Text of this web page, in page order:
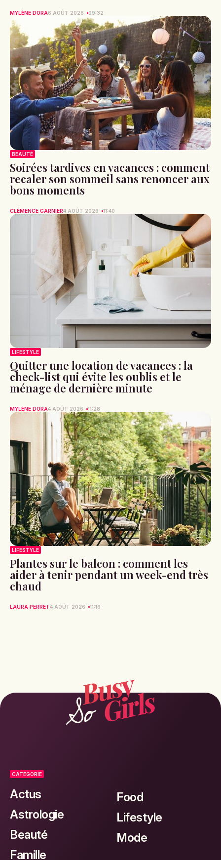
MYLÈNE DORA6 AOÛT 2026 09:32
BEAUTÉ
Soirées tardives en vacances : comment
recaler son sommeil sans renoncer aux
bons moments
CLÉMENCE GARNIER4 AOÛT 2026 11:40
LIFESTYLE
Quitter une location de vacances : la
check-list qui évite les oublis et le
ménage de dernière minute
MYLÈNE DORA4 AOÛT 2026 11:28
LIFESTYLE
Plantes sur le balcon : comment les
aider à tenir pendant un week-end très
chaud
LAURA PERRET4 AOÛT 2026 11:16
CATEGORIE
Actus
Astrologie
Beauté
Famille
Food
Lifestyle
Mode